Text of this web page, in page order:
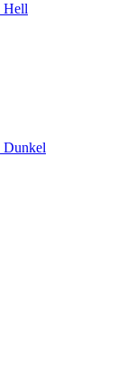
Hell
Dunkel